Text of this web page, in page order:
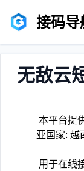
接码导
无敌云
本平台提
亚国家: 越
用于在线